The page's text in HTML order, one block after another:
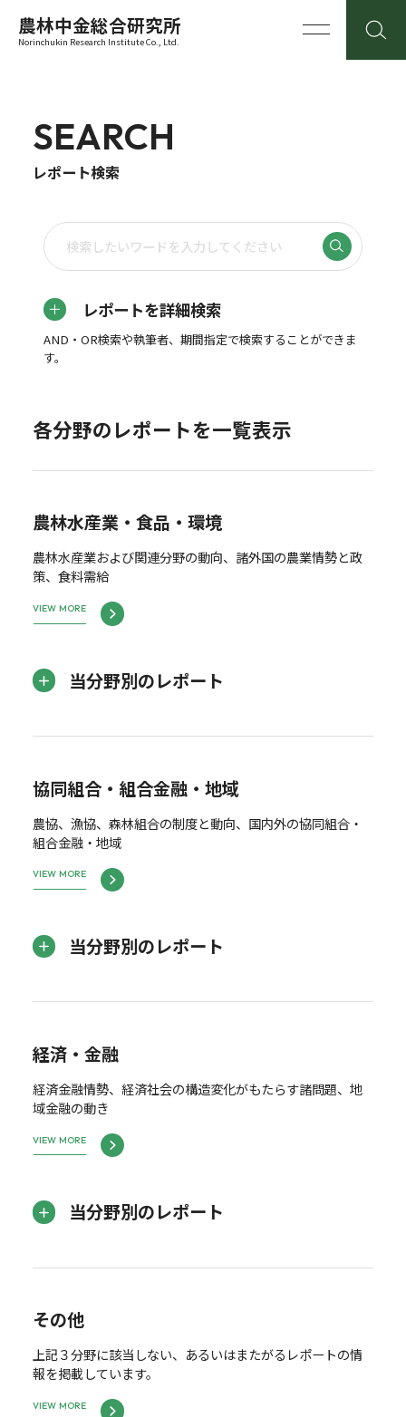
農林中金総合研究所
Norinchukin Research Institute Co., Ltd.
SEARCH
レポート検索
レポートを詳細検索
AND・OR検索や執筆者、期間指定で検索することができま
す。
各分野のレポートを一覧表示
農林水産業・食品・環境
農林水産業および関連分野の動向、諸外国の農業情勢と政
策、食料需給
VIEW MORE
当分野別のレポート
協同組合・組合金融・地域
農協、漁協、森林組合の制度と動向、国内外の協同組合・
組合金融・地域
VIEW MORE
当分野別のレポート
経済・金融
経済金融情勢、経済社会の構造変化がもたらす諸問題、地
域金融の動き
VIEW MORE
当分野別のレポート
その他
上記３分野に該当しない、あるいはまたがるレポートの情
報を掲載しています。
VIEW MORE